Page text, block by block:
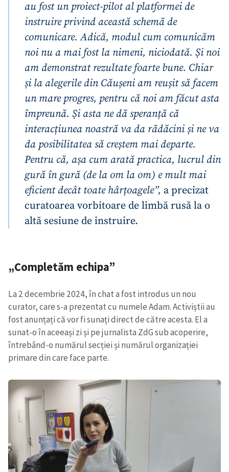
au fost un proiect-pilot al platformei de
instruire privind această schemă de
comunicare. Adică, modul cum comunicăm
noi nu a mai fost la nimeni, niciodată. Și noi
am demonstrat rezultate foarte bune. Chiar
și la alegerile din Căușeni am reușit să facem
un mare progres, pentru că noi am făcut asta
împreună. Și asta ne dă speranță că
interacțiunea noastră va da rădăcini și ne va
da posibilitatea să creștem mai departe.
Pentru că, așa cum arată practica, lucrul din
gură în gură (de la om la om) e mult mai
eficient decât toate hârțoagele”, a precizat
curatoarea vorbitoare de limbă rusă la o
altă sesiune de instruire.
„Completăm echipa”
La 2 decembrie 2024, în chat a fost introdus un nou
curator, care s-a prezentat cu numele Adam. Activiștii au
fost anunțați că vor fi sunați direct de către acesta. El a
sunat-o în aceeași zi și pe jurnalista ZdG sub acoperire,
întrebând-o numărul secției și numărul organizației
primare din care face parte.
CONTACT SURSĂ
Sursă anonimă
+ Numele meu
Email
Telefon
+ Telefon personal
Am citit și sunt de
acord cu
confidențialitate.
TRIMITE ȘTIREA